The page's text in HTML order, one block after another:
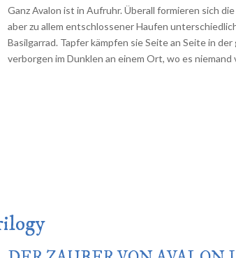
Ganz Avalon ist in Aufruhr. Überall formieren sich
aber zu allem entschlossener Haufen
Basilgarrad. Tapfer kämpfen sie Seite an Seite in
verborgen im Dunklen an einem Ort, wo es